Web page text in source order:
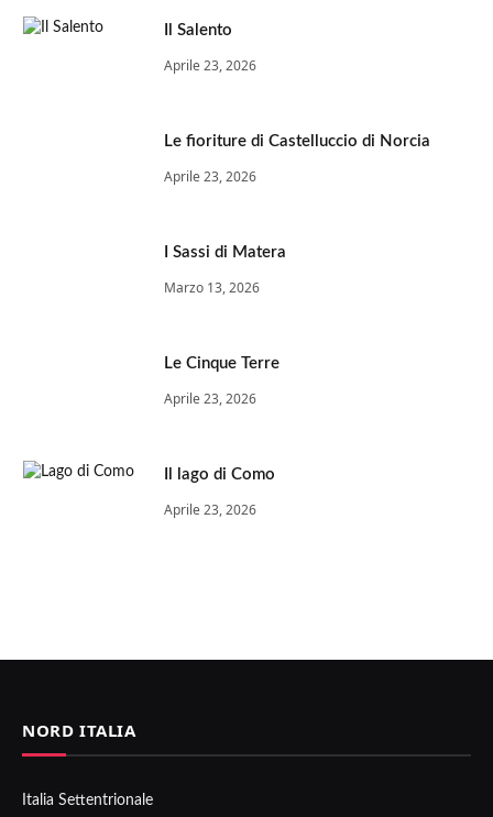
Il Salento
Aprile 23, 2026
Le fioriture di Castelluccio di Norcia
Aprile 23, 2026
I Sassi di Matera
Marzo 13, 2026
Le Cinque Terre
Aprile 23, 2026
Il lago di Como
Aprile 23, 2026
NORD ITALIA
Italia Settentrionale